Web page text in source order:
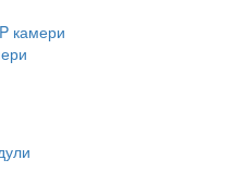
камери